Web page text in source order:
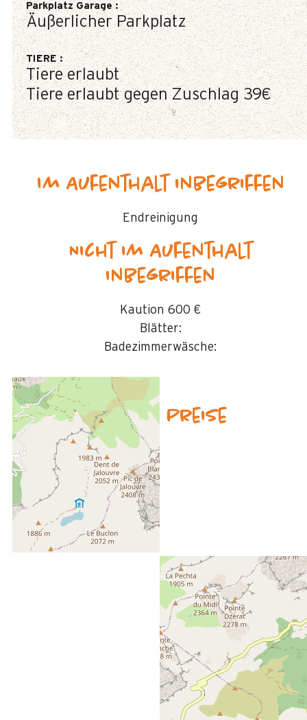
Parkplatz Garage:
Äußerlicher Parkplatz
TIERE:
Tiere erlaubt
Tiere erlaubt gegen Zuschlag 39€
Im Aufenthalt inbegriffen
Endreinigung
Nicht im Aufenthalt
inbegriffen
Kaution 600 €
Blätter:
Badezimmerwäsche:
Verfügbarkeit & Preise